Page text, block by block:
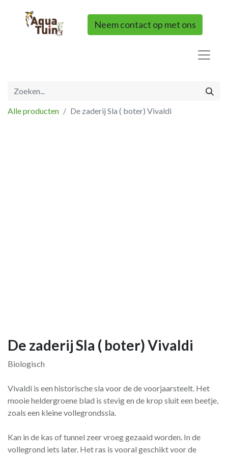
Neem contact op met ons
Alle producten De zaderij Sla ( boter) Vivaldi
De zaderij Sla ( boter) Vivaldi
Biologisch
Vivaldi is een historische sla voor de de voorjaarsteelt. Het
mooie heldergroene blad is stevig en de krop sluit een beetje,
zoals een kleine vollegrondssla.
Kan in de kas of tunnel zeer vroeg gezaaid worden. In de
vollegrond iets later. Het ras is vooral geschikt voor de